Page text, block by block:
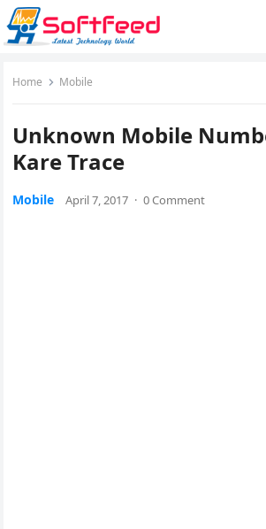
Home Mobile
Unknown Mobile
Kare Trace
Mobile April 7, 2017 · 0 Comment